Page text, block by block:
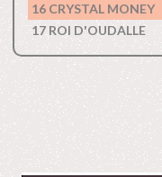
16 CRYSTAL MONEY
17 ROI D'OUDALLE